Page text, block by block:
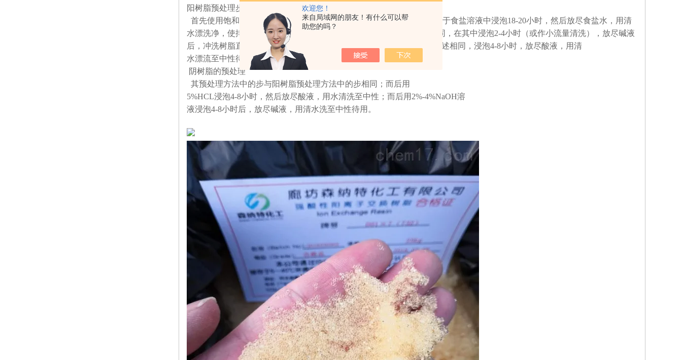
欢迎您！
来自局域网的朋友！有什么可以帮
助您的吗？
阳树脂预处理步骤如下：
首先使用饱和食盐水，取其量约等于被处理树脂体积的两倍，将树脂置于食盐溶液中浸泡18-20小时，然后放尽食盐水，用清
水漂洗净，使排出水不带黄色
溶液，其量与上相同，在其中浸泡2-4小时（或作小流量清洗），放尽碱液
后，冲洗树脂直至排出水接近中性为止。后用
溶液，其量亦与上述相同，浸泡4-8小时，放尽酸液，用清
水漂流至中性待用。
阴树脂的预处理
其预处理方法中的步与阳树脂预处理方法中的步相同；而后用
5%HCL浸泡4-8小时，然后放尽酸液，用水清洗至中性；而后用 2%-4%NaOH溶
液浸泡4-8小时后，放尽碱液，用清水洗至中性待用。